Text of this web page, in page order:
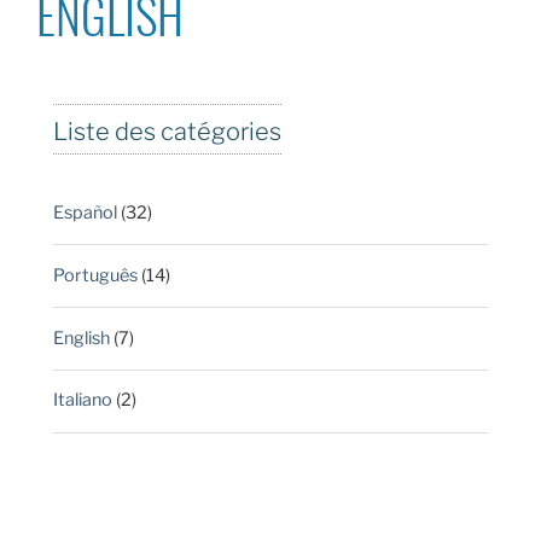
ENGLISH
Liste des catégories
Español (32)
Português (14)
English (7)
Italiano (2)